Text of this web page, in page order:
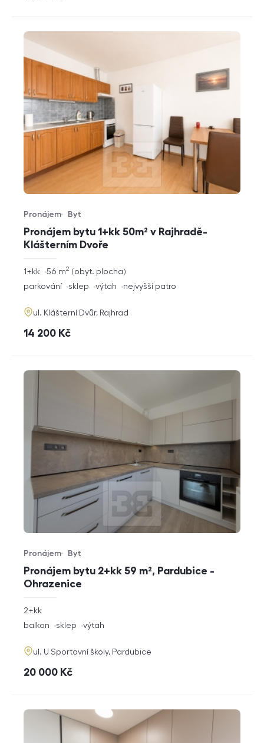
Pronájem bytu 1+kk 50m² v Rajhradě-
Klášterním Dvoře
Typ nabídky
Pronájem
Typ nemovitosti
Byt
rozměry
dispozice
1+kk obyt. plocha
56 m2
funkce
parkování sklep výtah nejvyšší patro
adresa
ul. Klášterní Dvůr, Rajhrad
cena
14 200 Kč
Pronájem bytu 2+kk 59 m², Pardubice -
Ohrazenice
Typ nabídky
Pronájem
Typ nemovitosti
Byt
rozměry
dispozice
2+kk
funkce
balkon sklep výtah
adresa
ul. U Sportovní školy, Pardubice
cena
20 000 Kč